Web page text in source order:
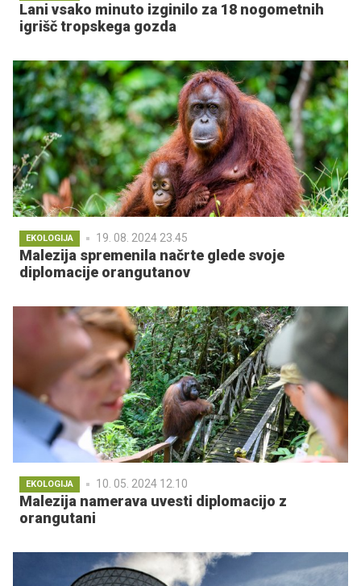
Lani vsako minuto izginilo za 18 nogometnih
igrišč tropskega gozda
EKOLOGIJA 19. 08. 2024 23.45
Malezija spremenila načrte glede svoje
diplomacije orangutanov
EKOLOGIJA 10. 05. 2024 12.10
Malezija namerava uvesti diplomacijo z
orangutani